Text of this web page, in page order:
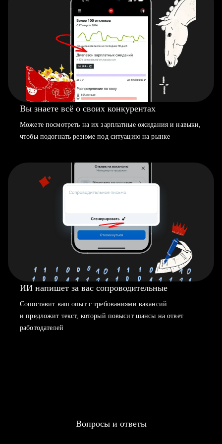
Вы знаете всё о своих конкурентах
Можете посмотреть на их зарплатные ожидания и навыки,
чтобы подогнать резюме под ситуацию на рынке
ИИ напишет за вас сопроводительные
Сопоставит ваш опыт с требованиями вакансий
и предложит текст, который повысит шансы на ответ
работодателей
Вопросы и ответы